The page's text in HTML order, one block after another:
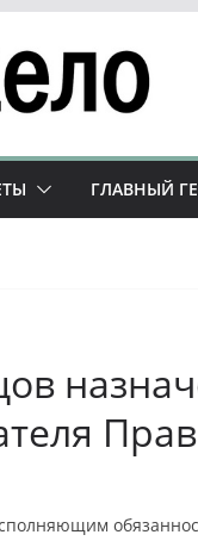
ГЛАВНЫЙ